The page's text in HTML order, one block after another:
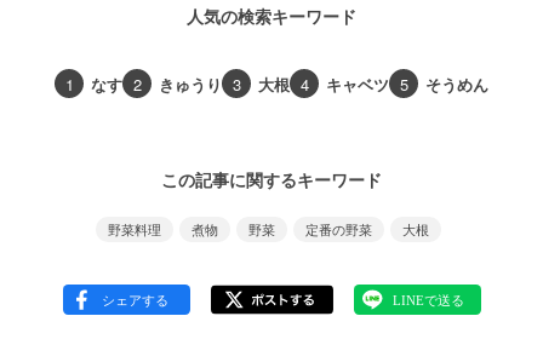
人気の検索キーワード
1 なす 2 きゅうり 3 大根 4 キャベツ 5 そうめん
この記事に関するキーワード
野菜料理 煮物 野菜 定番の野菜 大根